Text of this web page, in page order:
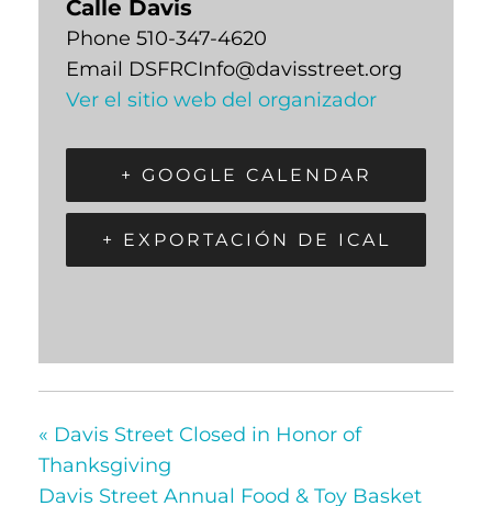
Calle Davis
Phone 510-347-4620
Email DSFRCInfo@davisstreet.org
Ver el sitio web del organizador
+ GOOGLE CALENDAR
+ EXPORTACIÓN DE ICAL
« Davis Street Closed in Honor of
Thanksgiving
Davis Street Annual Food & Toy Basket